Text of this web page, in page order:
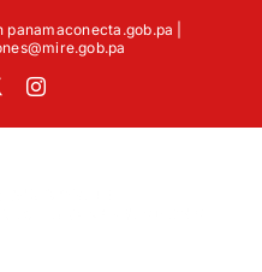
|
Instagram